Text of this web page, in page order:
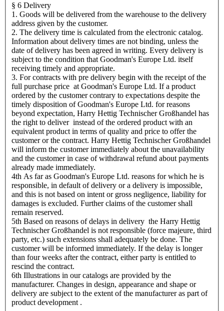
§ 6 Delivery
1. Goods will be delivered from the warehouse to the delivery
address given by the customer.
2. The delivery time is calculated from the electronic catalog.
Information about delivery times are not binding, unless the
date of delivery has been agreed in writing. Every delivery is
subject to the condition that Goodman's Europe Ltd. itself
receiving timely and appropriate.
3. For contracts with pre delivery begin with the receipt of the
full purchase price at Goodman's Europe Ltd. If a product
ordered by the customer contrary to expectations despite the
timely disposition of Goodman's Europe Ltd. for reasons
beyond expectation, Harry Hettig Technischer Großhandel has
the right to deliver instead of the ordered product with an
equivalent product in terms of quality and price to offer the
customer or the contract. Harry Hettig Technischer Großhandel
will inform the customer immediately about the unavailability
and the customer in case of withdrawal refund about payments
already made immediately.
4th As far as Goodman's Europe Ltd. reasons for which he is
responsible, in default of delivery or a delivery is impossible,
and this is not based on intent or gross negligence, liability for
damages is excluded. Further claims of the customer shall
remain reserved.
5th Based on reasons of delays in delivery the Harry Hettig
Technischer Großhandel is not responsible (force majeure, third
party, etc.) such extensions shall adequately be done. The
customer will be informed immediately. If the delay is longer
than four weeks after the contract, either party is entitled to
rescind the contract.
6th Illustrations in our catalogs are provided by the
manufacturer. Changes in design, appearance and shape or
delivery are subject to the extent of the manufacturer as part of
product development .